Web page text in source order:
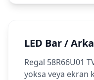
LED Bar /
Regal 58R66U01
yoksa veya ekran